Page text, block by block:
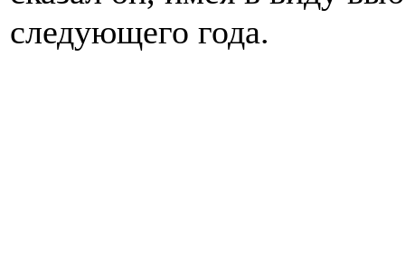
следующего года.